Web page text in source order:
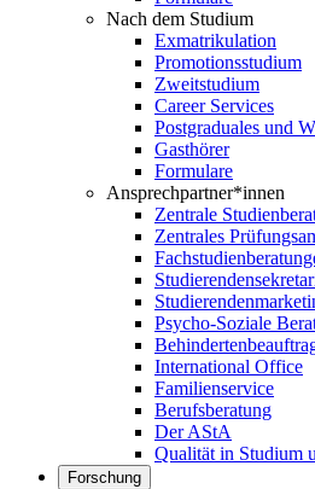
Nach dem Studium
Exmatrikulation
Promotionsstudium
Zweitstudium
Career Services
Postgraduales und
Gasthörer
Formulare
Ansprechpartner*innen
Zentrale
Zentrales
Psycho-Soziale
International Office
Familienservice
Berufsberatung
Der AStA
Qualität in Studium
Forschung